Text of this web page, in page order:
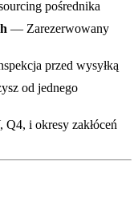
pośrednika
— Zarezerwowany
przed wysyłką
od jednego
i okresy zakłóceń